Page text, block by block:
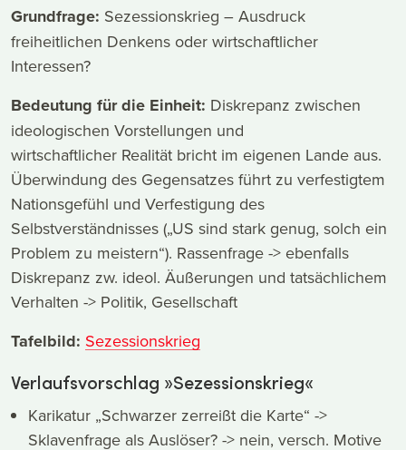
Grundfrage: Sezessionskrieg – Ausdruck
freiheitlichen Denkens oder wirtschaftlicher
Interessen?
Bedeutung für die Einheit: Diskrepanz zwischen
ideologischen Vorstellungen und
wirtschaftlicher Realität bricht im eigenen Lande aus.
Überwindung des Gegensatzes führt zu verfestigtem
Nationsgefühl und Verfestigung des
Selbstverständnisses („US sind stark genug, solch ein
Problem zu meistern“). Rassenfrage -> ebenfalls
Diskrepanz zw. ideol. Äußerungen und tatsächlichem
Verhalten -> Politik, Gesellschaft
Tafelbild: Sezessionskrieg
Verlaufsvorschlag »Sezessionskrieg«
Karikatur „Schwarzer zerreißt die Karte“ ->
Sklavenfrage als Auslöser? -> nein, versch. Motive